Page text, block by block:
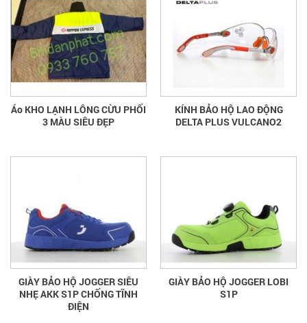
Áo KHO LẠNH LÔNG CỪU PHỐI
3 MÀU SIÊU ĐẸP
KÍNH BẢO HỘ LAO ĐỘNG
DELTA PLUS VULCANO2
GIÀY BẢO HỘ JOGGER SIÊU
NHẸ AKK S1P CHỐNG TĨNH
ĐIỆN
GIÀY BẢO HỘ JOGGER LOBI
S1P